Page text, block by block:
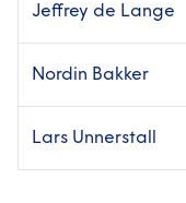
Jeffrey de Lange
Nordin Bakker
Lars Unnerstall